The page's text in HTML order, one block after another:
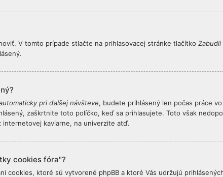
V tomto prípade stlačte na prihlasovacej stránke tlačítko
pri ďalšej návšteve, budete prihlásený len počas práce
zaškrtnite toto políčko, keď sa prihlasujete. Toto však
kaviarne, na univerzite atď.
cookies fóra"?
cookies, ktoré sú vytvorené phpBB a ktoré Vás udržujú